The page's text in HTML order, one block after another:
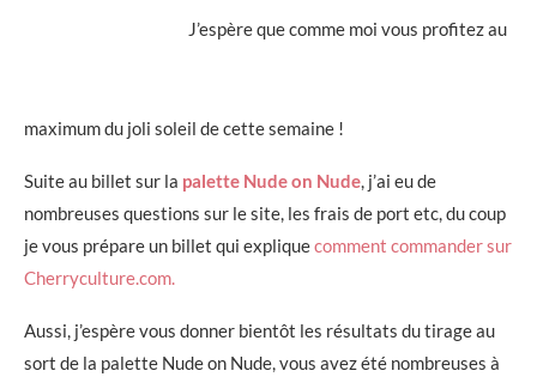
J’espère que comme moi vous profitez au
maximum du joli soleil de cette semaine !
Suite au billet sur la palette Nude on Nude, j’ai eu de
nombreuses questions sur le site, les frais de port etc, du coup
je vous prépare un billet qui expliquecomment commander sur
Cherryculture.com.
Aussi, j’espère vous donner bientôt les résultats du tirage au
sort de la palette Nude on Nude, vous avez été nombreuses à